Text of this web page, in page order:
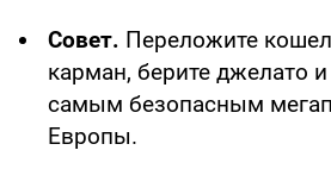
Совет. Переложите
карман, берите джелато
самым безопасным
Европы.